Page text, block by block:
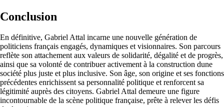
Conclusion
En définitive, Gabriel Attal incarne une nouvelle génération de
politiciens français engagés, dynamiques et visionnaires. Son parcours
reflète son attachement aux valeurs de solidarité, dégalité et de progrès,
ainsi que sa volonté de contribuer activement à la construction dune
société plus juste et plus inclusive. Son âge, son origine et ses fonctions
précédentes enrichissent sa personnalité politique et renforcent sa
légitimité auprès des citoyens. Gabriel Attal demeure une figure
incontournable de la scène politique française, prête à relever les défis